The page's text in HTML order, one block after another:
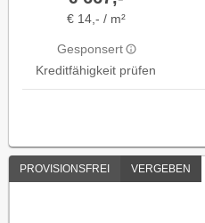
€ 14,- / m²
Gesponsert
Kreditfähigkeit prüfen
PROVISIONSFREI VERGEBEN